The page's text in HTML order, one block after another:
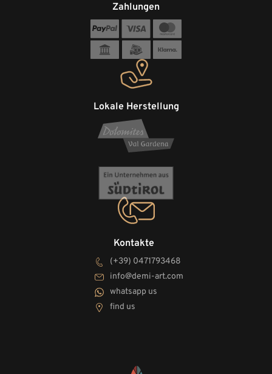
Kontakte
(+39) 0471793468
info@demi-art.com
whatsapp us
find us
Lokale Herstellung
Zahlungen